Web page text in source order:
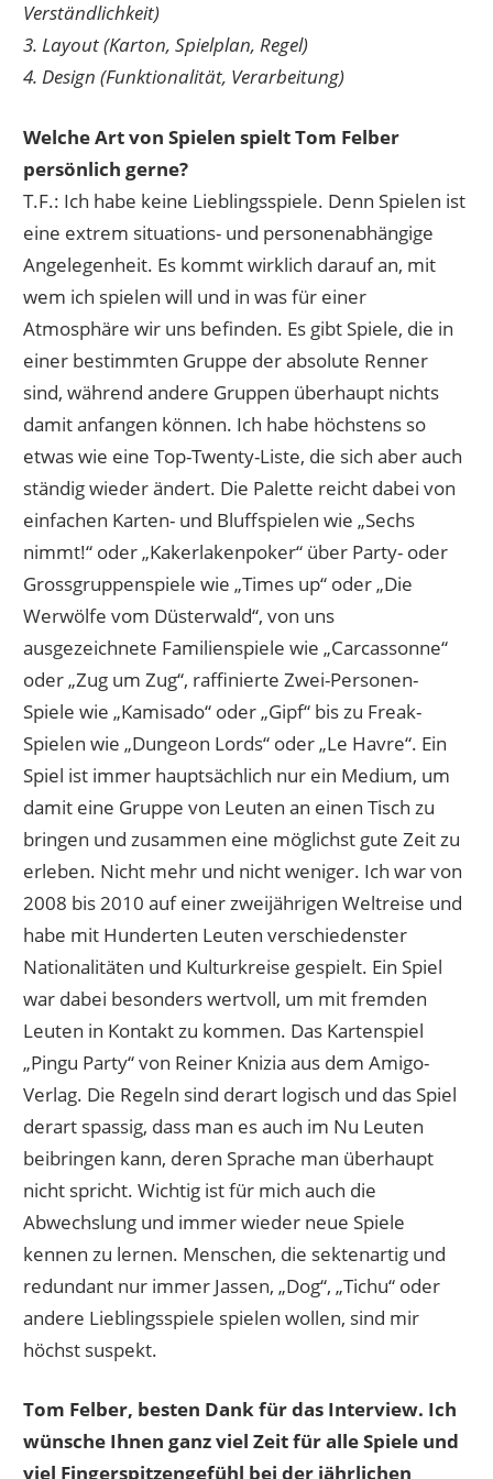
Verständlichkeit)
3. Layout (Karton, Spielplan, Regel)
4. Design (Funktionalität, Verarbeitung)
Welche Art von Spielen spielt Tom Felber
persönlich gerne?
T.F.: Ich habe keine Lieblingsspiele. Denn Spielen ist
eine extrem situations- und personenabhängige
Angelegenheit. Es kommt wirklich darauf an, mit
wem ich spielen will und in was für einer
Atmosphäre wir uns befinden. Es gibt Spiele, die in
einer bestimmten Gruppe der absolute Renner
sind, während andere Gruppen überhaupt nichts
damit anfangen können. Ich habe höchstens so
etwas wie eine Top-Twenty-Liste, die sich aber auch
ständig wieder ändert. Die Palette reicht dabei von
einfachen Karten- und Bluffspielen wie „Sechs
nimmt!“ oder „Kakerlakenpoker“ über Party- oder
Grossgruppenspiele wie „Times up“ oder „Die
Werwölfe vom Düsterwald“, von uns
ausgezeichnete Familienspiele wie „Carcassonne“
oder „Zug um Zug“, raffinierte Zwei-Personen-
Spiele wie „Kamisado“ oder „Gipf“ bis zu Freak-
Spielen wie „Dungeon Lords“ oder „Le Havre“. Ein
Spiel ist immer hauptsächlich nur ein Medium, um
damit eine Gruppe von Leuten an einen Tisch zu
bringen und zusammen eine möglichst gute Zeit zu
erleben. Nicht mehr und nicht weniger. Ich war von
2008 bis 2010 auf einer zweijährigen Weltreise und
habe mit Hunderten Leuten verschiedenster
Nationalitäten und Kulturkreise gespielt. Ein Spiel
war dabei besonders wertvoll, um mit fremden
Leuten in Kontakt zu kommen. Das Kartenspiel
„Pingu Party“ von Reiner Knizia aus dem Amigo-
Verlag. Die Regeln sind derart logisch und das Spiel
derart spassig, dass man es auch im Nu Leuten
beibringen kann, deren Sprache man überhaupt
nicht spricht. Wichtig ist für mich auch die
Abwechslung und immer wieder neue Spiele
kennen zu lernen. Menschen, die sektenartig und
redundant nur immer Jassen, „Dog“, „Tichu“ oder
andere Lieblingsspiele spielen wollen, sind mir
höchst suspekt.
Tom Felber, besten Dank für das Interview. Ich
wünsche Ihnen ganz viel Zeit für alle Spiele und
viel Fingerspitzengefühl bei der jährlichen